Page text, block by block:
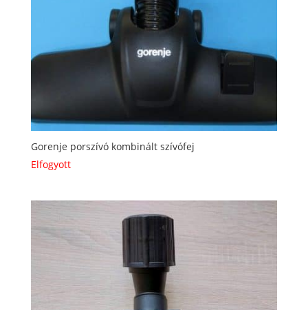
Gorenje porszívó kombinált szívófej
Elfogyott